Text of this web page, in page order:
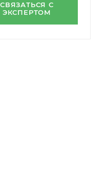
СВЯЗАТЬСЯ С
ЭКСПЕРТОМ